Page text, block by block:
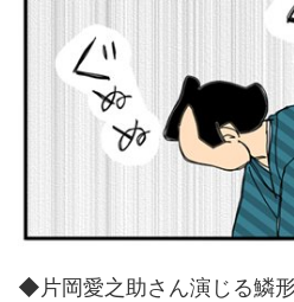
◆片岡愛之助さん演じる鱗